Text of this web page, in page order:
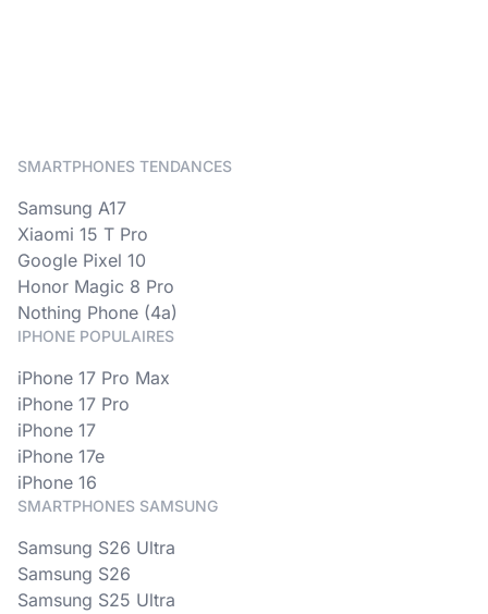
SMARTPHONES TENDANCES
Samsung A17
Xiaomi 15 T Pro
Google Pixel 10
Honor Magic 8 Pro
Nothing Phone (4a)
IPHONE POPULAIRES
iPhone 17 Pro Max
iPhone 17 Pro
iPhone 17
iPhone 17e
iPhone 16
SMARTPHONES SAMSUNG
Samsung S26 Ultra
Samsung S26
Samsung S25 Ultra